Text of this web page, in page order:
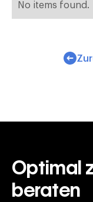
No items found.
Optimal
beraten